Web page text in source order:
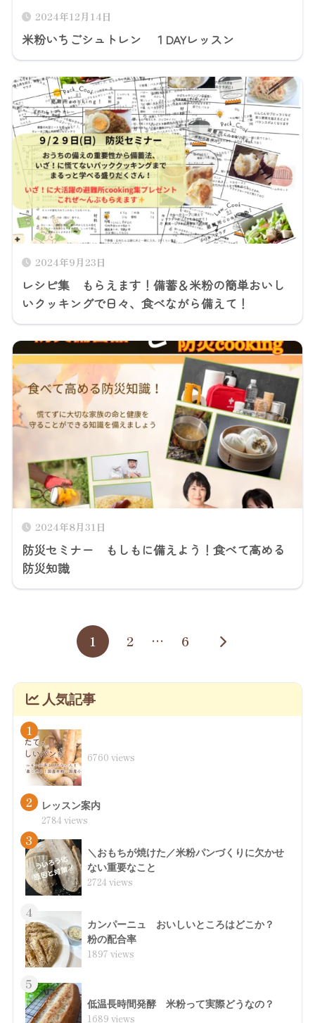
2024年12月14日
米粉いちごシュトレン １DAYレッスン
2024年9月23日
レシピ集 もらえます！備蓄＆米粉の簡単おいし
いクッキングで日々、食べながら備えて！
2024年8月31日
防災セミナー もしもに備えよう！食べて高める
防災知識
1 2 … 6
人気記事
1
6760 views
2 レッスン案内
2784 views
3
＼おもちが焼けた／米粉パンづくりに欠かせ
ない重要なこと
2724 views
4
カンパーニュ おいしいところはどこか？
粉の配合率
1897 views
5
低温長時間発酵 米粉って実際どうなの？
1689 views